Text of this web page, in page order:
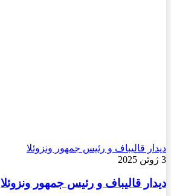
دیدار قالیباف و رئیس جمهور ونزوئلا
3 ژوئن 2025
دیدار قالیباف و رئیس جمهور ونزوئلا